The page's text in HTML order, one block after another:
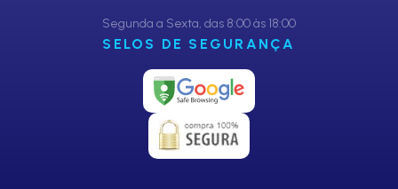
Segunda a Sexta, das 8:00 às 18:00
SELOS DE SEGURANÇA